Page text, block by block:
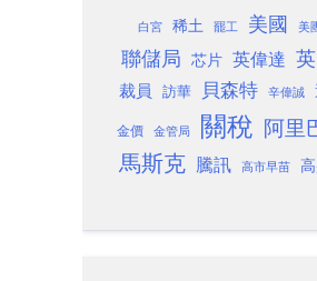
白宮 稀土 罷工 美國 美
聯儲局 芯片 英偉達
裁員 訪華 貝森特 辛偉誠
金價 金管局 關稅 阿里
馬斯克 騰訊 高市早苗